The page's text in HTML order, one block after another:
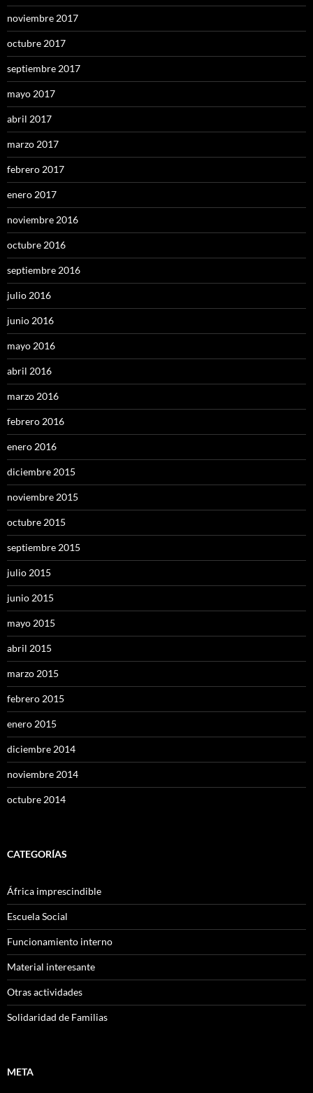
noviembre 2017
octubre 2017
septiembre 2017
mayo 2017
abril 2017
marzo 2017
febrero 2017
enero 2017
noviembre 2016
octubre 2016
septiembre 2016
julio 2016
junio 2016
mayo 2016
abril 2016
marzo 2016
febrero 2016
enero 2016
diciembre 2015
noviembre 2015
octubre 2015
septiembre 2015
julio 2015
junio 2015
mayo 2015
abril 2015
marzo 2015
febrero 2015
enero 2015
diciembre 2014
noviembre 2014
octubre 2014
CATEGORÍAS
África imprescindible
Escuela Social
Funcionamiento interno
Material interesante
Otras actividades
Solidaridad de Familias
META